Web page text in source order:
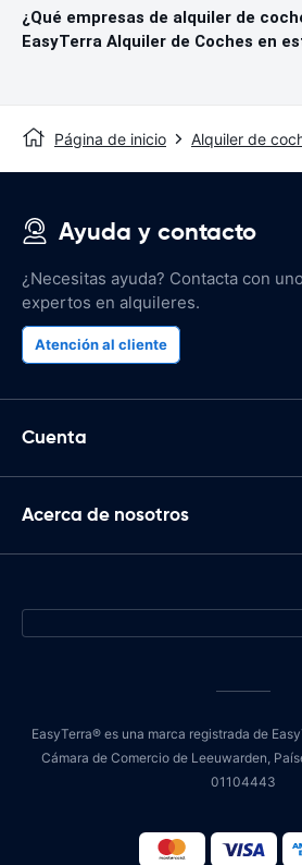
¿Qué empresas de alquiler de
EasyTerra Alquiler de Coches en
Página de inicio Alquiler de
Ayuda y contacto
¿Necesitas ayuda? Contacta con
expertos en alquileres.
Atención al cliente
Cuenta
Acerca de nosotros
EasyTerra® es una marca registrada de
Cámara de Comercio de Leeuwarden,
01104443